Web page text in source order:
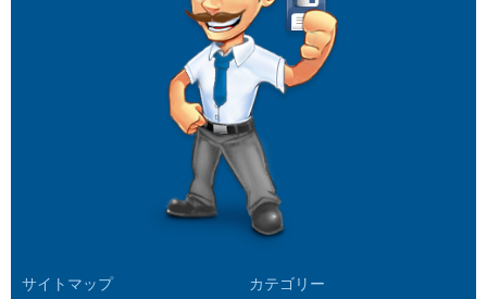
サイトマップ カテゴリー